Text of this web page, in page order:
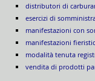
distributori di
esercizi di
manifestazioni con
manifestazioni
modalità tenuta
vendita di prodotti